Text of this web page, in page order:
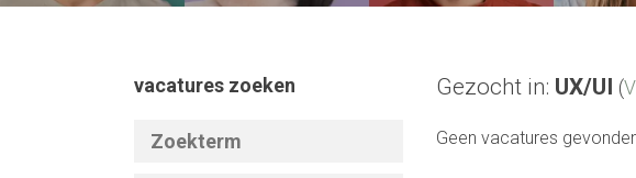
vacatures zoeken Gezocht in: UX/UI (
Geen vacatures